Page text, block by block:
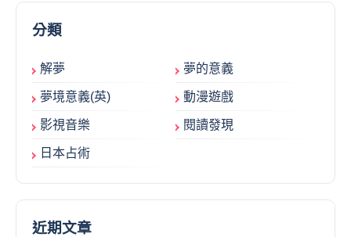
分類
解夢 夢的意義
夢境意義(英) 動漫遊戲
影視音樂 閱讀發現
日本占術
近期文章